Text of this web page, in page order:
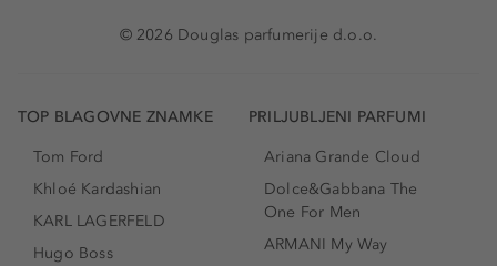
© 2026 Douglas parfumerije d.o.o.
TOP BLAGOVNE ZNAMKE
Tom Ford
Khloé Kardashian
KARL LAGERFELD
Hugo Boss
PRILJUBLJENI PARFUMI
Ariana Grande Cloud
Dolce&Gabbana The
One For Men
ARMANI My Way